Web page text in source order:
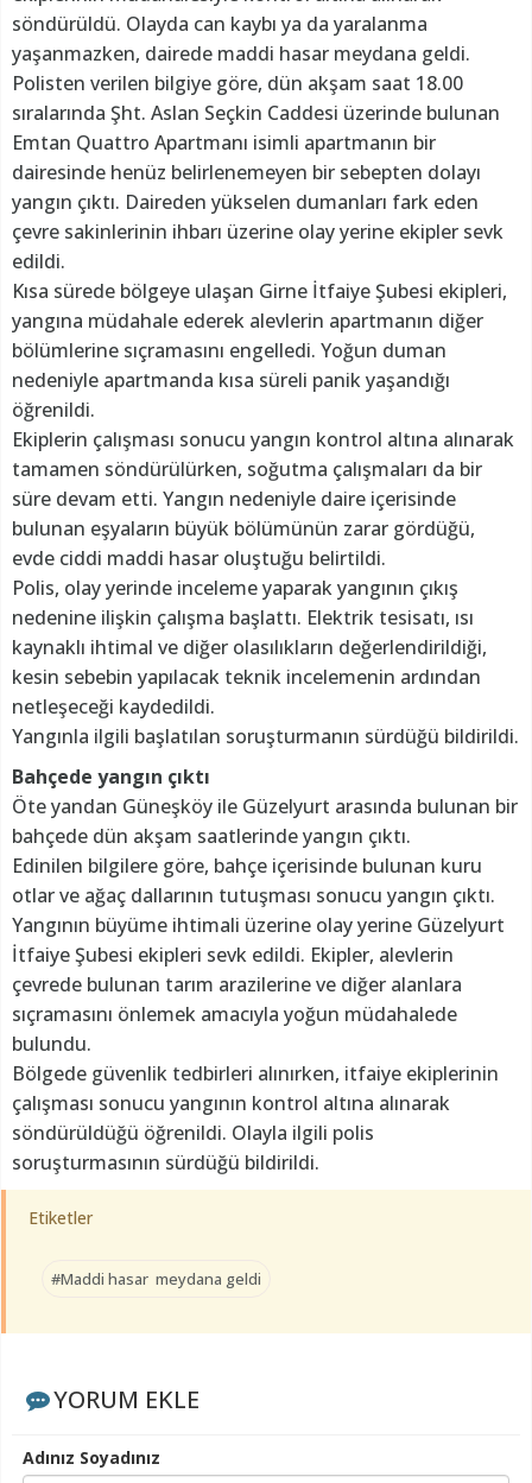
söndürüldü. Olayda can kaybı ya da yaralanma
yaşanmazken, dairede maddi hasar meydana geldi.
Polisten verilen bilgiye göre, dün akşam saat 18.00
sıralarında Şht. Aslan Seçkin Caddesi üzerinde bulunan
Emtan Quattro Apartmanı isimli apartmanın bir
dairesinde henüz belirlenemeyen bir sebepten dolayı
yangın çıktı. Daireden yükselen dumanları fark eden
çevre sakinlerinin ihbarı üzerine olay yerine ekipler sevk
edildi.
Kısa sürede bölgeye ulaşan Girne İtfaiye Şubesi ekipleri,
yangına müdahale ederek alevlerin apartmanın diğer
bölümlerine sıçramasını engelledi. Yoğun duman
nedeniyle apartmanda kısa süreli panik yaşandığı
öğrenildi.
Ekiplerin çalışması sonucu yangın kontrol altına alınarak
tamamen söndürülürken, soğutma çalışmaları da bir
süre devam etti. Yangın nedeniyle daire içerisinde
bulunan eşyaların büyük bölümünün zarar gördüğü,
evde ciddi maddi hasar oluştuğu belirtildi.
Polis, olay yerinde inceleme yaparak yangının çıkış
nedenine ilişkin çalışma başlattı. Elektrik tesisatı, ısı
kaynaklı ihtimal ve diğer olasılıkların değerlendirildiği,
kesin sebebin yapılacak teknik incelemenin ardından
netleşeceği kaydedildi.
Yangınla ilgili başlatılan soruşturmanın sürdüğü bildirildi.
Bahçede yangın çıktı
Öte yandan Güneşköy ile Güzelyurt arasında bulunan bir
bahçede dün akşam saatlerinde yangın çıktı.
Edinilen bilgilere göre, bahçe içerisinde bulunan kuru
otlar ve ağaç dallarının tutuşması sonucu yangın çıktı.
Yangının büyüme ihtimali üzerine olay yerine Güzelyurt
İtfaiye Şubesi ekipleri sevk edildi. Ekipler, alevlerin
çevrede bulunan tarım arazilerine ve diğer alanlara
sıçramasını önlemek amacıyla yoğun müdahalede
bulundu.
Bölgede güvenlik tedbirleri alınırken, itfaiye ekiplerinin
çalışması sonucu yangının kontrol altına alınarak
söndürüldüğü öğrenildi. Olayla ilgili polis
soruşturmasının sürdüğü bildirildi.
Etiketler
#Maddi hasar meydana geldi
YORUM EKLE
Adınız Soyadınız